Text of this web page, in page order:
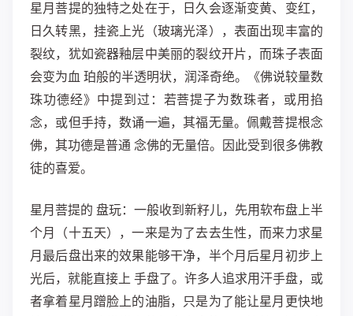
星月菩提的独特之处在于，日久会逐渐变黄、变红，
日久转黑，挂瓷上光（玻璃光泽），表面出现丰富的
裂纹，犹如瓷器釉层中美丽的裂纹开片，而珠子表面
会变为血 珀般的半透明状，润泽奇绝。《佛说较量数
珠功德经》中提到过：若菩提子为数珠者，或用掐
念，或但手持，数诵一遍，其福无量。佩戴菩提根念
佛，其功德是普通 念佛的无量倍。因此受到很多佛教
徒的喜爱。
星月菩提的 盘玩：一般收到新籽儿，先用软布盘上半
个月（十五天），一来是为了去去生性，而来力求星
月最后盘出来的效果能够干净，半个月后星月初步上
光后，就能直接上 手盘了。许多人追求用汗手盘，或
者拿着星月蹭脸上的油脂，只是为了能让星月更快地